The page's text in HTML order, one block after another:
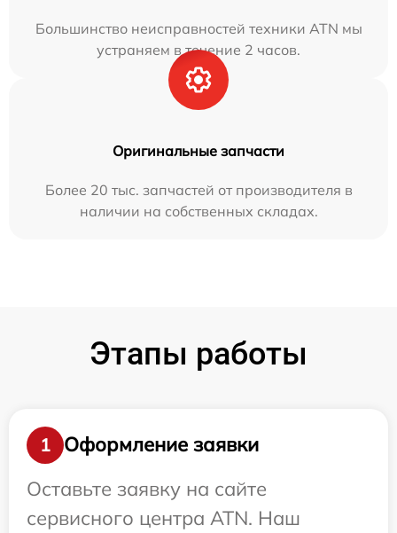
Большинство неисправностей техники ATN мы
устраняем в течение 2 часов.
Оригинальные запчасти
Более 20 тыс. запчастей от производителя в
наличии на собственных складах.
Этапы работы
1
Оформление заявки
Оставьте заявку на сайте
сервисного центра ATN. Наш